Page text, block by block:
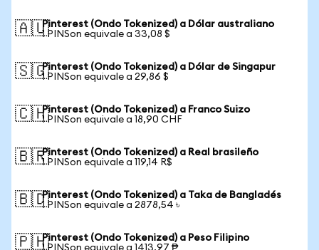
🇦🇺Pinterest (Ondo Tokenized) a Dólar australiano
1 PINSon equivale a 33,08 $
🇸🇬Pinterest (Ondo Tokenized) a Dólar de Singapur
1 PINSon equivale a 29,86 $
🇨🇭Pinterest (Ondo Tokenized) a Franco Suizo
1 PINSon equivale a 18,90 CHF
🇧🇷Pinterest (Ondo Tokenized) a Real brasileño
1 PINSon equivale a 119,14 R$
🇧🇩Pinterest (Ondo Tokenized) a Taka de Bangladés
1 PINSon equivale a 2878,54 ৳
🇵🇭Pinterest (Ondo Tokenized) a Peso Filipino
1 PINSon equivale a 1413,97 ₱